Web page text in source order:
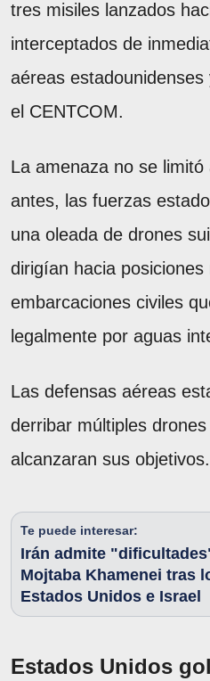
tres misiles lanzados
interceptados de
aéreas
el CENTCOM.
La amenaza no se
antes, las fuerzas
una oleada de drones
dirigían hacia
embarcaciones civiles
legalmente por aguas
Las defensas aéreas
derribar múltiples
alcanzaran sus objetivos.
Te puede interesar:
Irán admite
Mojtaba Khamenei tras
Estados Unidos e Israel
Estados Unidos